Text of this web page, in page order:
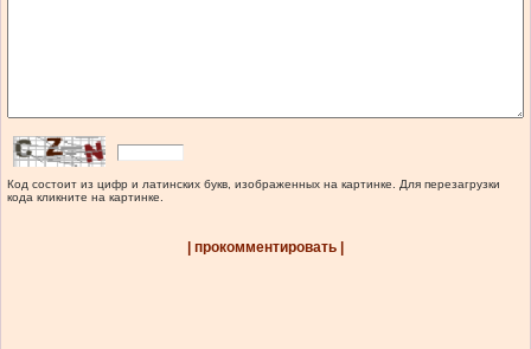
Код состоит из цифр и латинских букв, изображенных на картинке. Для перезагрузки
кода кликните на картинке.
| прокомментировать |